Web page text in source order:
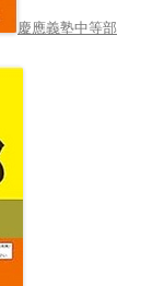
慶應義塾中等部